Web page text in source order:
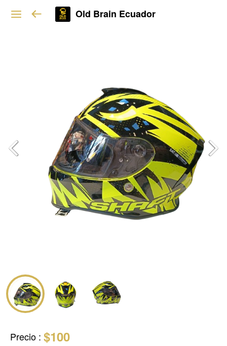
Old Brain Ecuador
Precio : $100